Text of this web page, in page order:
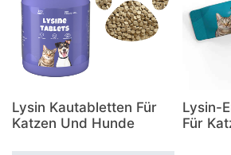
Lysin Kautabletten Für
Katzen Und Hunde
Lysin-
Für